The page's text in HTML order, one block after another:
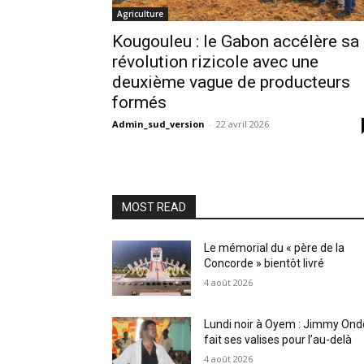
Agriculture
Kougouleu : le Gabon accélère sa
révolution rizicole avec une
deuxième vague de producteurs
formés
Admin_sud_version - 22 avril 2026
MOST READ
Le mémorial du « père de la
Concorde » bientôt livré
4 août 2026
Lundi noir à Oyem : Jimmy
fait ses valises pour l’au-delà
4 août 2026